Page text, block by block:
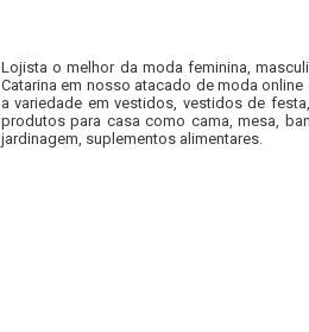
Lojista o melhor da moda feminina,
Catarina em nosso atacado de moda
a variedade em vestidos, vestidos de
produtos para casa como cama, mesa,
jardinagem, suplementos alimentares.